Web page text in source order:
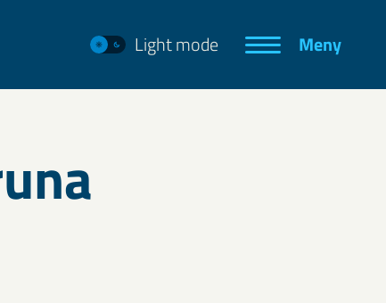
Light mode Meny